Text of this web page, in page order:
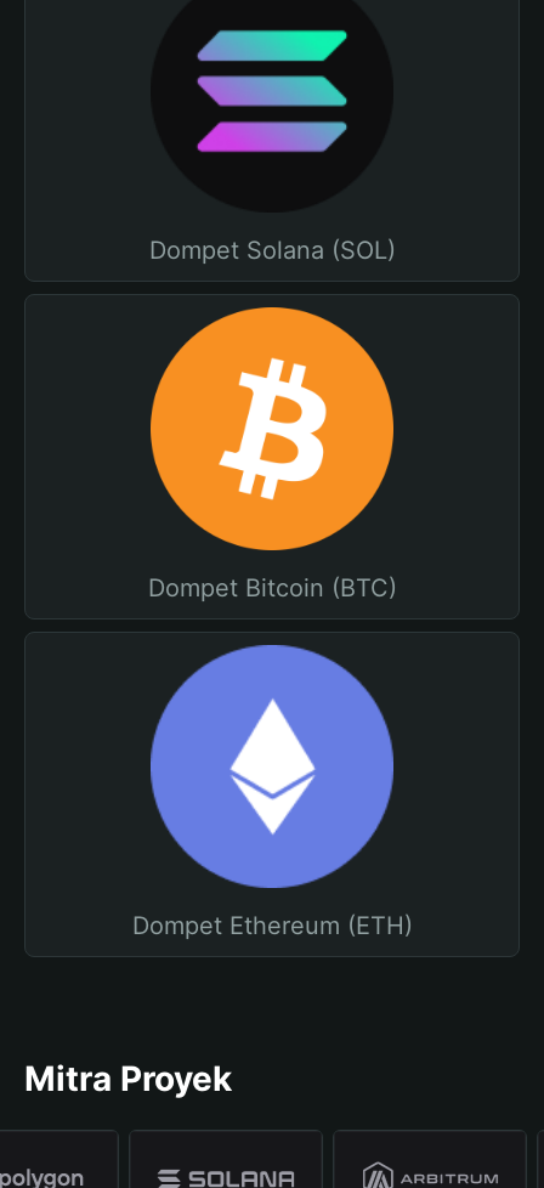
Dompet Solana (SOL)
Dompet Bitcoin (BTC)
Dompet Ethereum (ETH)
Mitra Proyek